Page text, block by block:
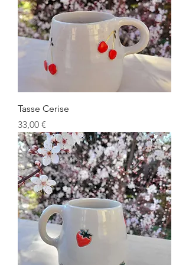
Tasse Cerise
Prix
33,00 €